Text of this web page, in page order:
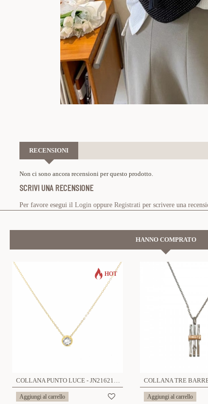
RECENSIONI
Non ci sono ancora recensioni per questo prodotto.
SCRIVI UNA RECENSIONE
Per favore esegui il Login oppure Registrati per scrivere una
HANNO COMPRATO
HOT
COLLANA PUNTO LUCE - JN2162140C49
Aggiungi al carrello
COLLANA TRE
Aggiungi al carrello